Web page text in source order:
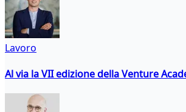
Lavoro
Al via la VII edizione della Venture